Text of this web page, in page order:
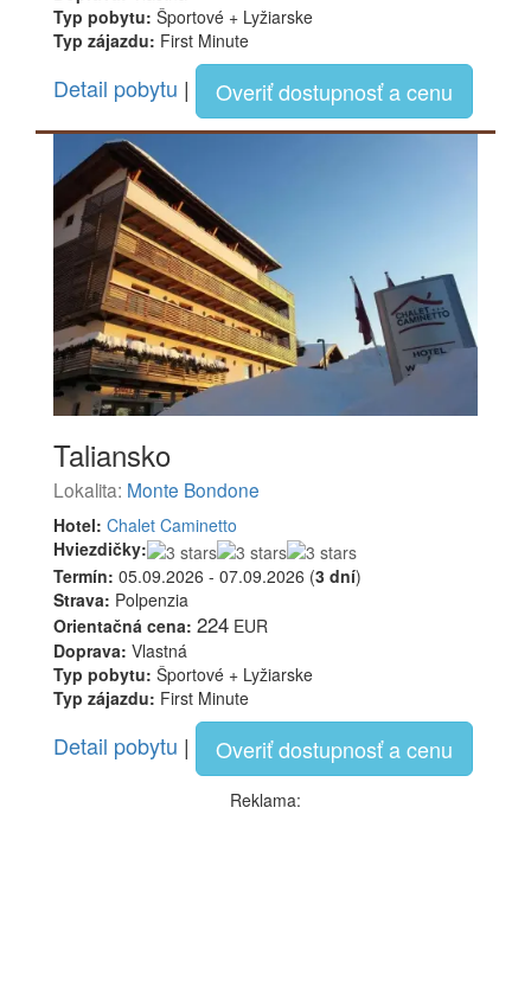
Typ pobytu: Športové + Lyžiarske
Typ zájazdu: First Minute
Detail pobytu | Overiť dostupnosť a cenu
Taliansko
Lokalita: Monte Bondone
Hotel: Chalet Caminetto
Hviezdičky:
Termín: 05.09.2026 - 07.09.2026 (3 dní)
Strava: Polpenzia
Orientačná cena: 224 EUR
Doprava: Vlastná
Typ pobytu: Športové + Lyžiarske
Typ zájazdu: First Minute
Detail pobytu | Overiť dostupnosť a cenu
Reklama: